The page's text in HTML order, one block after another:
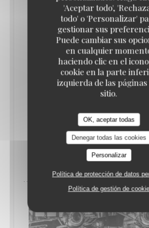
'Aceptar todo',
todo' o 'Personalizar'
gestionar sus
Puede cambiar sus
en cualquier
haciendo clic en el
cookie en la parte
izquierda de las
sitio.
OK, aceptar todas
Denegar todas las cookies
Personalizar
Política de protección de datos
Política de gestión de
DE 07/09/2024 HASTA LAS 08/09/2024
22H00 HASTA LAS 05H00
PRECIO : €26.00
MÁS INFORMACIÓN((ABRE EN